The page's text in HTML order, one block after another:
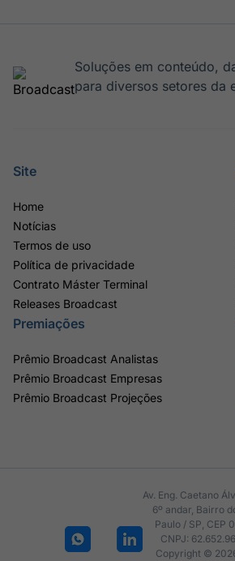
Soluções em conteúdo,
para diversos setores da
Site
Home
Notícias
Termos de uso
Política de privacidade
Contrato Máster Terminal
Releases Broadcast
Premiações
Prêmio Broadcast Analistas
Prêmio Broadcast Empresas
Prêmio Broadcast Projeções
Av. Eng. Caetano
6º andar, Bairro
Paulo / SP, CEP
CNPJ:
Copyright ©